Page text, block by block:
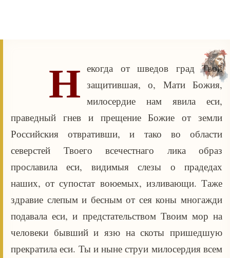
Н екогда от шведов град Твой
защитившая, о, Мати Божия,
милосердие нам явила еси,
праведный гнев и прещение Божие от земли
Российския отвративши, и тако во области
северстей Твоего всечестнаго лика образ
прославила еси, видимыя слезы о прадедах
наших, от супостат воюемых, изливающи. Таже
здравие слепым и бесным от сея коны многажди
подавала еси, и предстательством Твоим мор на
человеки бывший и язю на скоты пришедшую
прекратила еси. Ты и ныне струи милосердия всем